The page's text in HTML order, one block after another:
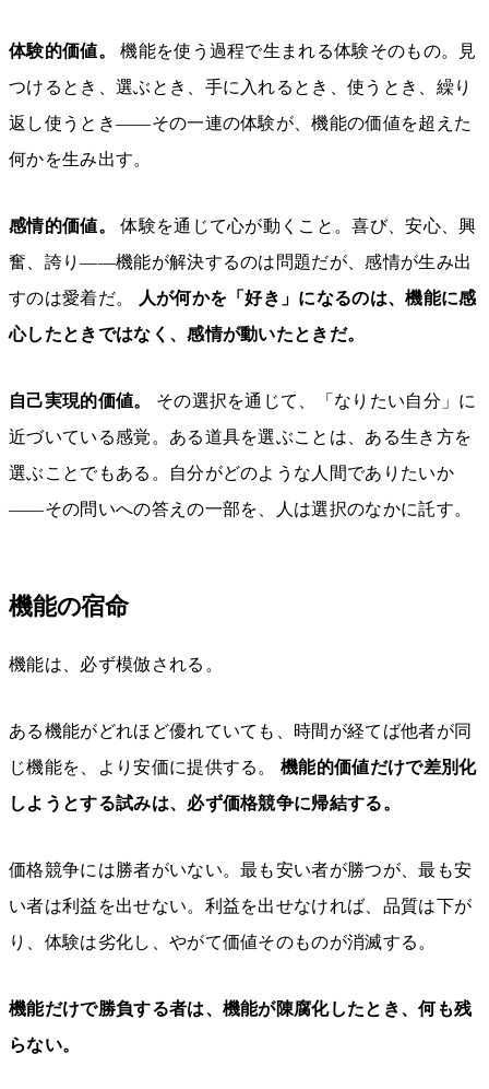
体験的価値。
機能を使う過程で生まれる体験そのもの。見
つけるとき、選ぶとき、手に入れるとき、使うとき、繰り
返し使うとき——その一連の体験が、機能の価値を超えた
何かを生み出す。
感情的価値。
体験を通じて心が動くこと。喜び、安心、興
奮、誇り——機能が解決するのは問題だが、感情が生み出
すのは愛着だ。
人が何かを「好き」になるのは、機能に感
心したときではなく、感情が動いたときだ。
自己実現的価値。
その選択を通じて、「なりたい自分」に
近づいている感覚。ある道具を選ぶことは、ある生き方を
選ぶことでもある。自分がどのような人間でありたいか
——その問いへの答えの一部を、人は選択のなかに託す。
機能の宿命
機能は、必ず模倣される。
ある機能がどれほど優れていても、時間が経てば他者が同
じ機能を、より安価に提供する。機能的価値だけで差別化
しようとする試みは、必ず価格競争に帰結する。
価格競争には勝者がいない。最も安い者が勝つが、最も安
い者は利益を出せない。利益を出せなければ、品質は下が
り、体験は劣化し、やがて価値そのものが消滅する。
機能だけで勝負する者は、機能が陳腐化したとき、何も残
らない。